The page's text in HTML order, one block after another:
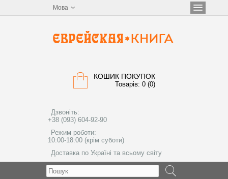
Мова
КОШИК ПОКУПОК
Товарів: 0 (0)
Дзвоніть:
+38 (093) 604-92-90
Режим роботи:
10:00-18:00 (крім суботи)
Доставка по Україні та всьому світу